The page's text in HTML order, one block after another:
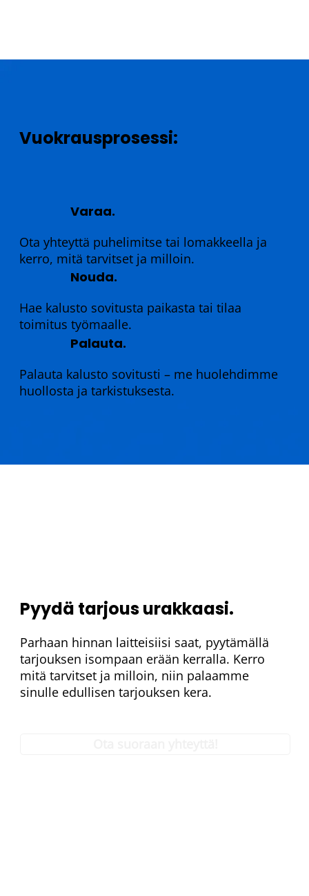
Vuokrausprosessi:
Varaa.
Ota yhteyttä puhelimitse tai lomakkeella ja
kerro, mitä tarvitset ja milloin.
Nouda.
Hae kalusto sovitusta paikasta tai tilaa
toimitus työmaalle.
Palauta.
Palauta kalusto sovitusti – me huolehdimme
huollosta ja tarkistuksesta.
Pyydä tarjous urakkaasi.
Parhaan hinnan laitteisiisi saat, pyytämällä
tarjouksen isompaan erään kerralla. Kerro
mitä tarvitset ja milloin, niin palaamme
sinulle edullisen tarjouksen kera.